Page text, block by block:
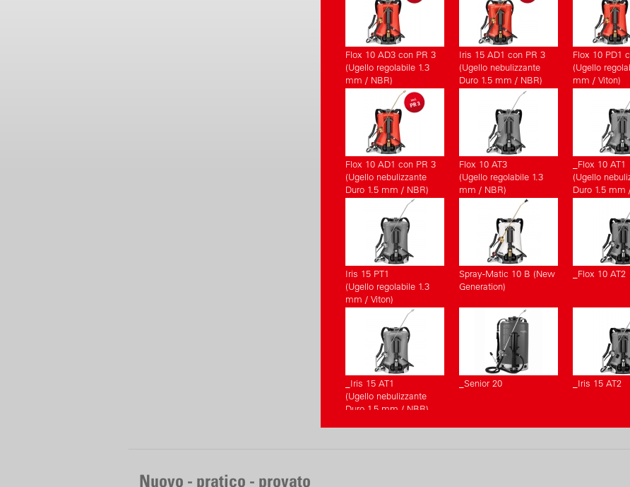
Flox 10 AD3 con PR 3
(Ugello regolabile 1.3
mm / NBR)
Iris 15 AD1 con PR 3
(Ugello nebulizzante
Duro 1.5 mm / NBR)
Flox 10 PD1
(Ugello
mm / Viton)
Flox 10 AD1 con PR 3
(Ugello nebulizzante
Duro 1.5 mm / NBR)
Flox 10 AT3
(Ugello regolabile 1.3
mm / NBR)
_Flox 10 AT1
(Ugello
Duro 1.5 mm
Iris 15 PT1
(Ugello regolabile 1.3
mm / Viton)
Spray-Matic 10 B (New
Generation)
_Flox 10 AT2
_Iris 15 AT1
(Ugello nebulizzante
Duro 1.5 mm / NBR)
_Senior 20 _Iris 15 AT2
Nuovo - pratico - provato